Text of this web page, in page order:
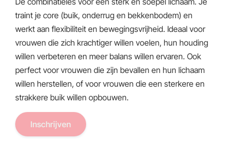
traint je core (buik, onderrug en bekkenbodem) en
werkt aan flexibiliteit en bewegingsvrijheid. Ideaal voor
vrouwen die zich krachtiger willen voelen, hun houding
willen verbeteren en meer balans willen ervaren. Ook
perfect voor vrouwen die zijn bevallen en hun lichaam
willen herstellen, of voor vrouwen die een sterkere en
strakkere buik willen opbouwen.
Inschrijven